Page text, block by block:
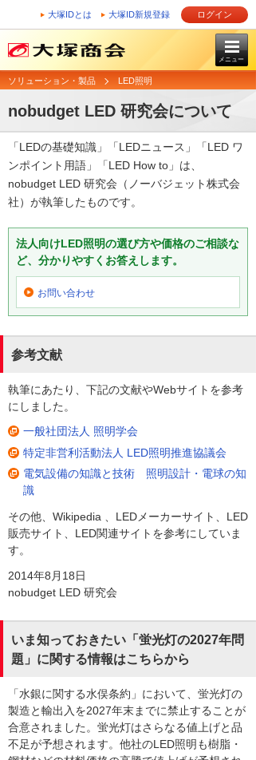
大塚IDとは 大塚ID新規登録 ログイン
メニュー
ソリューション・製品 LED照明
nobudget LED 研究会について
「LEDの基礎知識」「LEDニュース」「LED ワ
ンポイント用語」「LED How to」は、
nobudget LED 研究会（ノーバジェット株式会
社）が執筆したものです。
法人向けLED照明の選び方や価格のご相談な
ど、分かりやすくお答えします。
お問い合わせ
参考文献
執筆にあたり、下記の文献やWebサイトを参考
にしました。
一般社団法人 照明学会
特定非営利活動法人 LED照明推進協議会
電気設備の知識と技術 照明設計・電球の知
識
その他、Wikipedia 、LEDメーカーサイト、LED
販売サイト、LED関連サイトを参考にしていま
す。
2014年8月18日
nobudget LED 研究会
いま知っておきたい「蛍光灯の2027年問
題」に関する情報はこちらから
「水銀に関する水俣条約」において、蛍光灯の
製造と輸出入を2027年末までに禁止することが
合意されました。蛍光灯はさらなる値上げと品
不足が予想されます。他社のLED照明も樹脂・